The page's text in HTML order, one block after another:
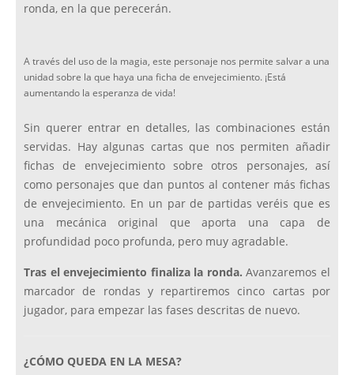
ronda, en la que perecerán.
A través del uso de la magia, este personaje nos permite salvar a una
unidad sobre la que haya una ficha de envejecimiento. ¡Está
aumentando la esperanza de vida!
Sin querer entrar en detalles, las combinaciones están
servidas. Hay algunas cartas que nos permiten añadir
fichas de envejecimiento sobre otros personajes, así
como personajes que dan puntos al contener más fichas
de envejecimiento. En un par de partidas veréis que es
una mecánica original que aporta una capa de
profundidad poco profunda, pero muy agradable.
Tras el envejecimiento finaliza la ronda. Avanzaremos el
marcador de rondas y repartiremos cinco cartas por
jugador, para empezar las fases descritas de nuevo.
¿CÓMO QUEDA EN LA MESA?